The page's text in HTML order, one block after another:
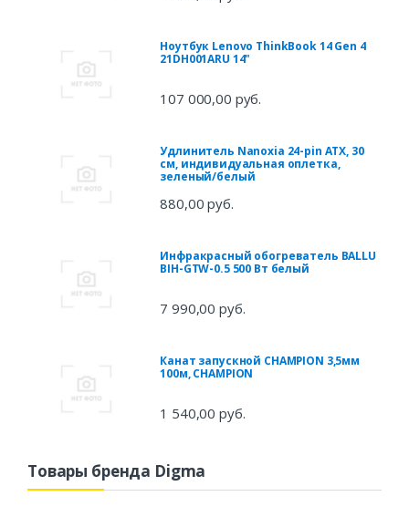
Ноутбук Lenovo ThinkBook 14 Gen 4
21DH001ARU 14"
107 000,00 руб.
Удлинитель Nanoxia 24-pin ATX, 30
см, индивидуальная оплетка,
зеленый/белый
880,00 руб.
Инфракрасный обогреватель BALLU
BIH-GTW-0.5 500 Вт белый
7 990,00 руб.
Канат запускной CHAMPION 3,5мм
100м, CHAMPION
1 540,00 руб.
Товары бренда Digma